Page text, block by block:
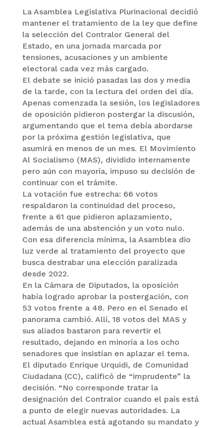
La Asamblea Legislativa Plurinacional decidió
mantener el tratamiento de la ley que define
la selección del Contralor General del
Estado, en una jornada marcada por
tensiones, acusaciones y un ambiente
electoral cada vez más cargado.
El debate se inició pasadas las dos y media
de la tarde, con la lectura del orden del día.
Apenas comenzada la sesión, los legisladores
de oposición pidieron postergar la discusión,
argumentando que el tema debía abordarse
por la próxima gestión legislativa, que
asumirá en menos de un mes. El Movimiento
Al Socialismo (MAS), dividido internamente
pero aún con mayoría, impuso su decisión de
continuar con el trámite.
La votación fue estrecha: 66 votos
respaldaron la continuidad del proceso,
frente a 61 que pidieron aplazamiento,
además de una abstención y un voto nulo.
Con esa diferencia mínima, la Asamblea dio
luz verde al tratamiento del proyecto que
busca destrabar una elección paralizada
desde 2022.
En la Cámara de Diputados, la oposición
había logrado aprobar la postergación, con
53 votos frente a 48. Pero en el Senado el
panorama cambió. Allí, 18 votos del MAS y
sus aliados bastaron para revertir el
resultado, dejando en minoría a los ocho
senadores que insistían en aplazar el tema.
El diputado Enrique Urquidi, de Comunidad
Ciudadana (CC), calificó de “imprudente” la
decisión. “No corresponde tratar la
designación del Contralor cuando el país está
a punto de elegir nuevas autoridades. La
actual Asamblea está agotando su mandato y